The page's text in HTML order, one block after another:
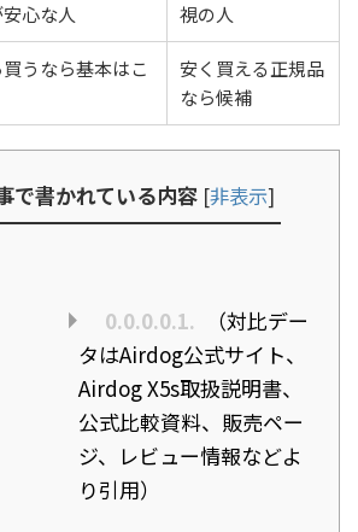
心な人
視の人
うなら基本はこ
安く買える正規品
なら候補
で書かれている内容 [非表示]
0.0.0.0.1.
（対比デー
タはAirdog公式サイト、
Airdog X5s取扱説明書、
公式比較資料、販売ペー
ジ、レビュー情報などよ
り引用）